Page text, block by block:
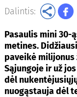
Dalintis:
Pasaulis mini 30-
metines.
paveikė
Sąjungoje ir už
dėl
nuogąstauja dėl